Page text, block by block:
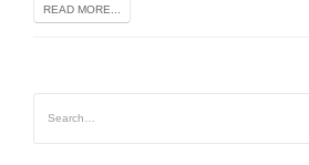
READ MORE...